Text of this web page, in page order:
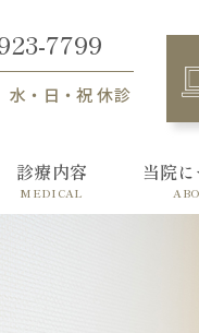
7799
水・日・祝 休診
診療内容
MEDICAL
当院